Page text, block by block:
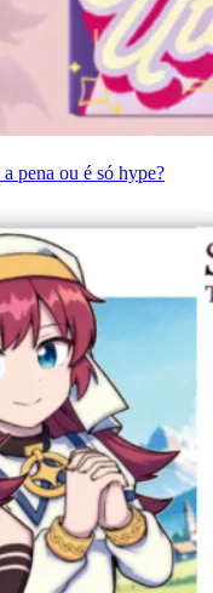
pena ou é só hype?